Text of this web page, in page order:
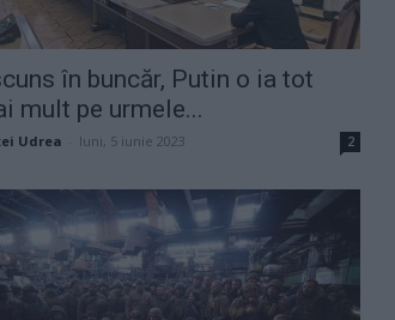
în buncăr, Putin o ia tot
mult pe urmele...
Udrea luni, 5 iunie 2023 2